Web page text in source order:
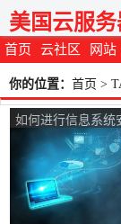
首页 云社区 网站
美国云服
你的位置： 首页 >
如何进行信息系统
护备案？